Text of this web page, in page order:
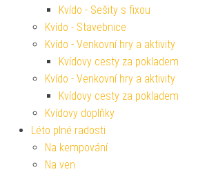
Kvído - Sešity s fixou
Kvído - Stavebnice
Kvído - Venkovní hry a aktivity
Kvídovy cesty za pokladem
Kvído - Venkovní hry a aktivity
Kvídovy cesty za pokladem
Kvídovy doplňky
Léto plné radosti
Na kempování
Na ven